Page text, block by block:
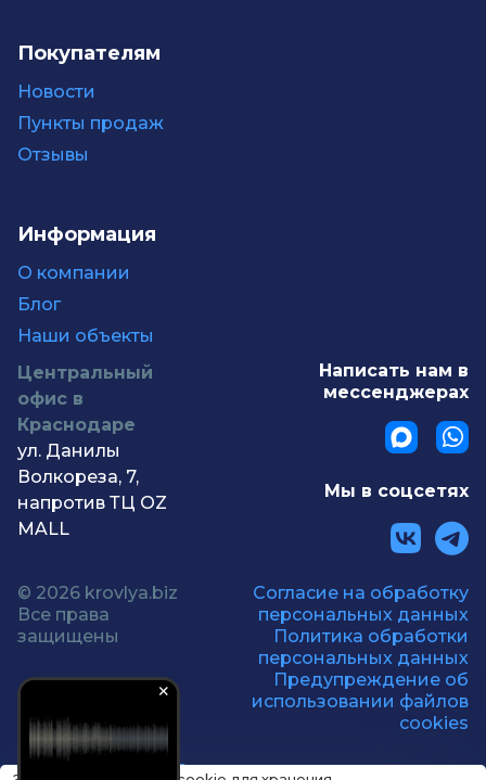
Покупателям
Новости
Пункты продаж
Отзывы
Информация
О компании
Блог
Наши объекты
Центральный
офис в
Краснодаре
ул. Данилы
Волкореза, 7,
напротив ТЦ OZ
MALL
Написать нам в
мессенджерах
Мы в соцсетях
© 2026 krovlya.biz
Все права
защищены
Согласие на обработку
персональных данных
Политика обработки
персональных данных
Предупреждение об
использовании файлов
cookies